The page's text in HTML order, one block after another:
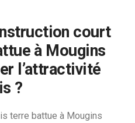
court
à Mougins
l’attractivité
?
terre battue à Mougins